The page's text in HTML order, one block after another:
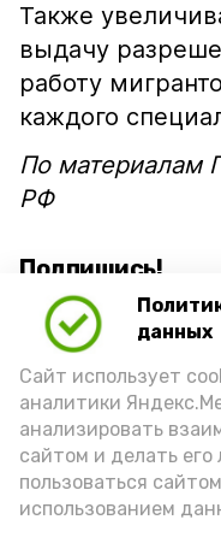
данных
Сайт использует
аналитики
анализировать
сайтом и делать
пользоваться
использованием
Также
выдачу
работу
каждого
По материалам
РФ
Подпишись!
А24 в MAX